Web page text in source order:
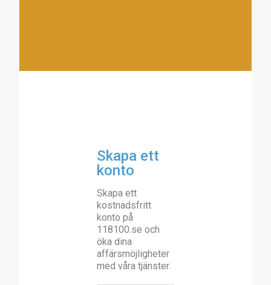
Skapa ett
konto
Skapa ett
kostnadsfritt
konto på
118100.se och
öka dina
affärsmöjligheter
med våra tjänster.